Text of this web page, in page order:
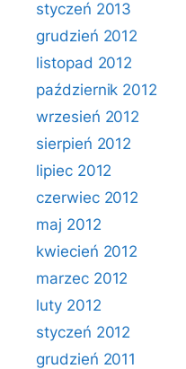
styczeń 2013
grudzień 2012
listopad 2012
październik 2012
wrzesień 2012
sierpień 2012
lipiec 2012
czerwiec 2012
maj 2012
kwiecień 2012
marzec 2012
luty 2012
styczeń 2012
grudzień 2011